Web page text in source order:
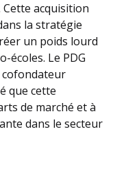
Cette acquisition
la stratégie
un poids lourd
écoles. Le PDG
cofondateur
que cette
de marché et à
dans le secteur